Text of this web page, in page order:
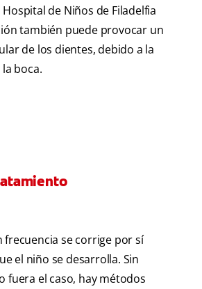
de Niños de Filadelfia
también puede provocar un
de los dientes, debido a la
boca.
frecuencia se corrige por sí
el niño se desarrolla. Sin
fuera el caso, hay métodos